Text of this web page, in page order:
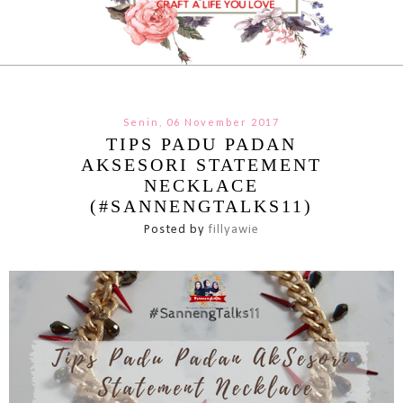
Senin, 06 November 2017
TIPS PADU PADAN
AKSESORI STATEMENT
NECKLACE
(#SANNENGTALKS11)
Posted byfillyawie